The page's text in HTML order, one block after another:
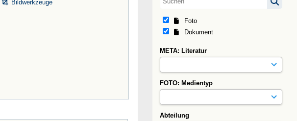
Foto
Dokument
META: Literatur
FOTO: Medientyp
Abteilung
Bildwerkzeuge